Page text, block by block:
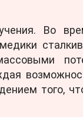
Во
того,